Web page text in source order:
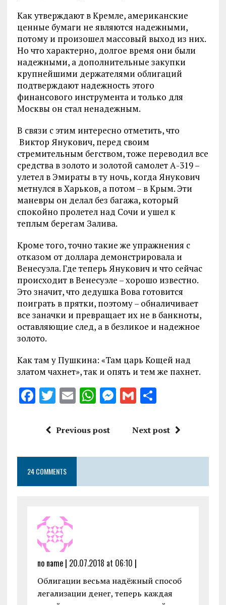
Как утверждают в Кремле, американские
ценные бумаги не являются надежными,
потому и произошел массовый выход из них.
Но что характерно, долгое время они были
надежными, а дополнительные закупки
крупнейшими держателями облигаций
подтверждают надежность этого
финансового инструмента и только для
Москвы он стал ненадежным.
В связи с этим интересно отметить, что
Виктор Янукович, перед своим
стремительным бегством, тоже переводил все
средства в золото и золотой самолет А-319 –
улетел в Эмираты в ту ночь, когда Янукович
метнулся в Харьков, а потом – в Крым. Эти
маневры он делал без багажа, который
спокойно пролетел над Сочи и ушел к
теплым берегам Залива.
Кроме того, точно такие же упражнения с
отказом от доллара демонстрировала и
Венесуэла. Где теперь Янукович и что сейчас
происходит в Венесуэле – хорошо известно.
Это значит, что дедушка Вова готовится
поиграть в прятки, поэтому – обналичивает
все заначки и превращает их не в банкноты,
оставляющие след, а в безликое и надежное
золото.
Как там у Пушкина: «Там царь Кощей над
златом чахнет», так и опять и тем же пахнет.
F
ce
o
o
k
T
it
r
E
ai
W
at
A
p
M
g
G
ai
S
a
Previous post Next post
24 COMMENTS
no name | 20.07.2018 at 06:10 |
Облигации весьма надёжный способ
легализации денег, теперь каждая